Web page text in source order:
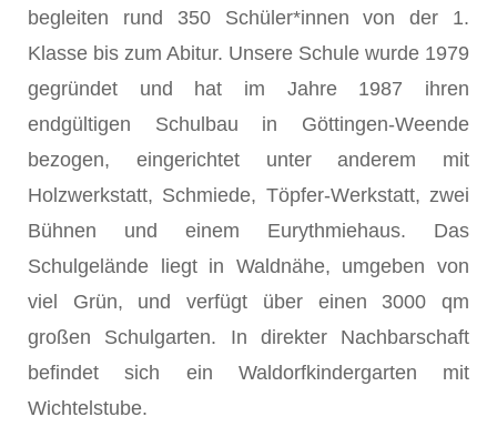
begleiten rund 350 Schüler*innen von der 1.
Klasse bis zum Abitur. Unsere Schule wurde 1979
gegründet und hat im Jahre 1987 ihren
endgültigen Schulbau in Göttingen-Weende
bezogen, eingerichtet unter anderem mit
Holzwerkstatt, Schmiede, Töpfer-Werkstatt, zwei
Bühnen und einem Eurythmiehaus. Das
Schulgelände liegt in Waldnähe, umgeben von
viel Grün, und verfügt über einen 3000 qm
großen Schulgarten. In direkter Nachbarschaft
befindet sich ein Waldorfkindergarten mit
Wichtelstube.